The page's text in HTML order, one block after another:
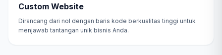
Custom Website
Dirancang dari nol dengan baris kode berkualitas tinggi untuk
menjawab tantangan unik bisnis Anda.